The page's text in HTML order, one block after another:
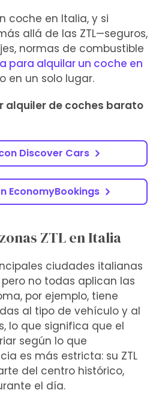
coche en Italia, y si
allá de las ZTL—seguros,
normas de combustible
para alquilar un coche en
en un solo lugar.
alquiler de coches barato
Discover Cars
EconomyBookings
ZTL en Italia
ciudades italianas
pero no todas aplican las
por ejemplo, tiene
al tipo de vehículo y al
lo que significa que el
según lo que
es más estricta: su ZTL
del centro histórico,
el día.